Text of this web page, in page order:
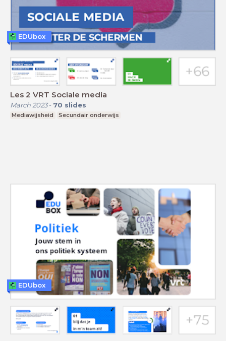
Les 2 VRT Sociale media
March 2023- 70 slides
Mediawijsheid Secundair onderwijs
EDUbox
EDUbox